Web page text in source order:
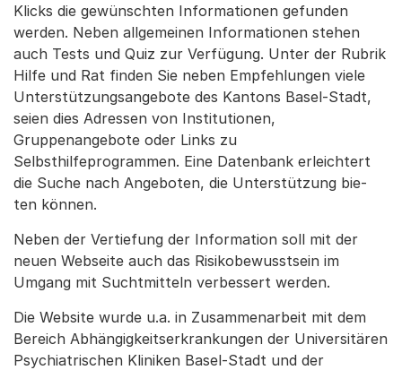
Klicks die gewünschten Informationen gefunden
werden. Neben allgemeinen Informationen stehen
auch Tests und Quiz zur Verfügung. Unter der Rubrik
Hilfe und Rat finden Sie neben Empfehlungen viele
Unterstützungsangebote des Kantons Basel-Stadt,
seien dies Adressen von Institutionen,
Gruppenangebote oder Links zu
Selbsthilfeprogrammen. Eine Datenbank erleichtert
die Suche nach Angeboten, die Unterstützung bie-
ten können.
Neben der Vertiefung der Information soll mit der
neuen Webseite auch das Risikobewusstsein im
Umgang mit Suchtmitteln verbessert werden.
Die Website wurde u.a. in Zusammenarbeit mit dem
Bereich Abhängigkeitserkrankungen der Universitären
Psychiatrischen Kliniken Basel-Stadt und der